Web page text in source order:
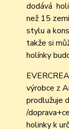
dodává
než 15
stylu a
takže si
holínky
výrobce z
prodlužuje
/
holinky k